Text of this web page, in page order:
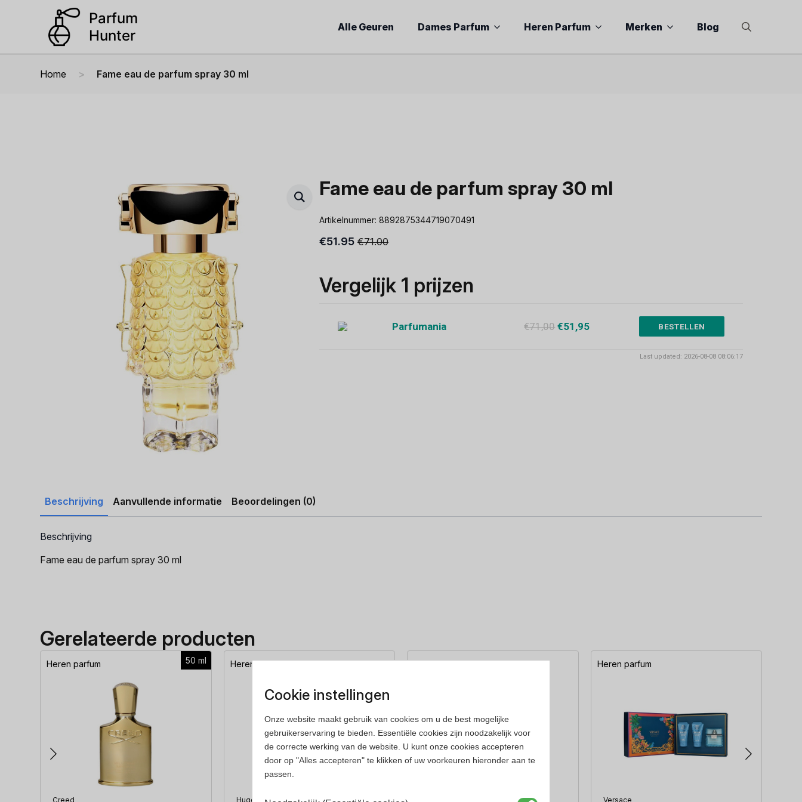
Alle Geuren Dames Parfum Heren Parfum Merken
Blog
Home Fame eau de parfum spray 30 ml
Fame eau de parfum spray 30 ml
Artikelnummer:8892875344719070491
€71.00
Oorspronkelijke
€71.00.
€51.95
Huidige
€51.95.
Vergelijk 1 prijzen
Parfumania €71,00 €51,95 BESTELLEN
Last updated: 2026-08-08 08:06:17
Beschrijving Aanvullende informatie Beoordelingen (0)
Beschrijving
Fame eau de parfum spray 30 ml
Gerelateerde producten
50 ml
Heren parfum
Creed
Heren parfum
Hugo Boss
Heren parfum Heren parfum
Versace
Cookie instellingen
Onze website maakt gebruik van cookies om u de best mogelijke
gebruikerservaring te bieden. Essentiële cookies zijn noodzakelijk voor
de correcte werking van de website. U kunt onze cookies accepteren
door op "Alles accepteren" te klikken of uw voorkeuren hieronder aan te
passen.